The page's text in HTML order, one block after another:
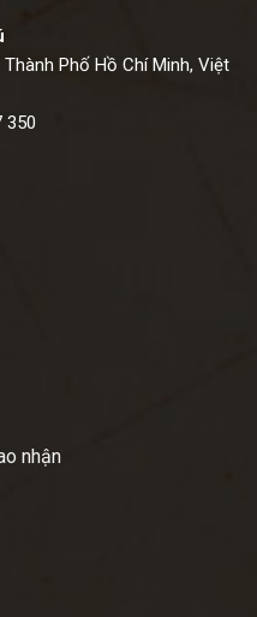
Phố Hồ Chí Minh, Việt
350
nhận